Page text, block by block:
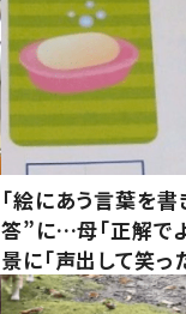
「絵にあう言葉を
答”に…母「正解で
景に「声出して笑っ